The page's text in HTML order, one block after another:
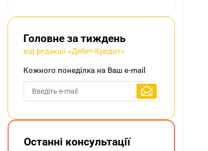
Головне за тиждень
від редакції «Дебет-Кредит»
Кожного понеділка на Ваш e-mail
Останні консультації